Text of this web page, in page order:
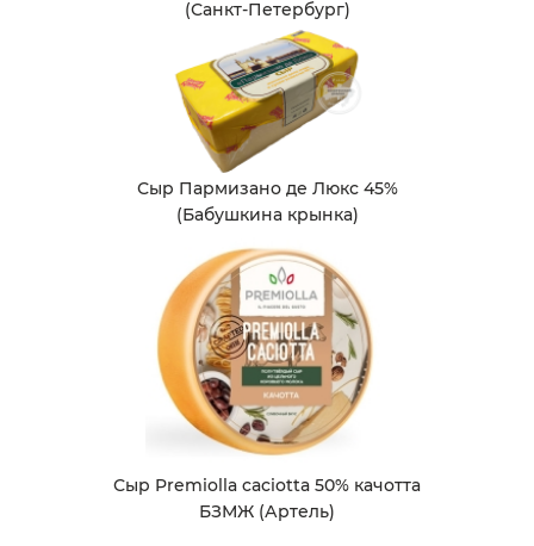
(Санкт-Петербург)
Сыр Пармизано де Люкс 45%
(Бабушкина крынка)
Сыр Premiolla caciotta 50% качотта
БЗМЖ (Артель)